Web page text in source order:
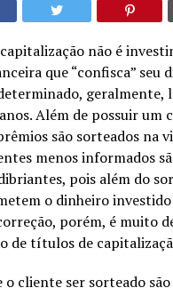
não é
que “confisca” seu
geralmente,
Além de possuir um
são sorteados na
menos informados
pois além do
o dinheiro
porém, é muito
de títulos de
o cliente ser sorteado